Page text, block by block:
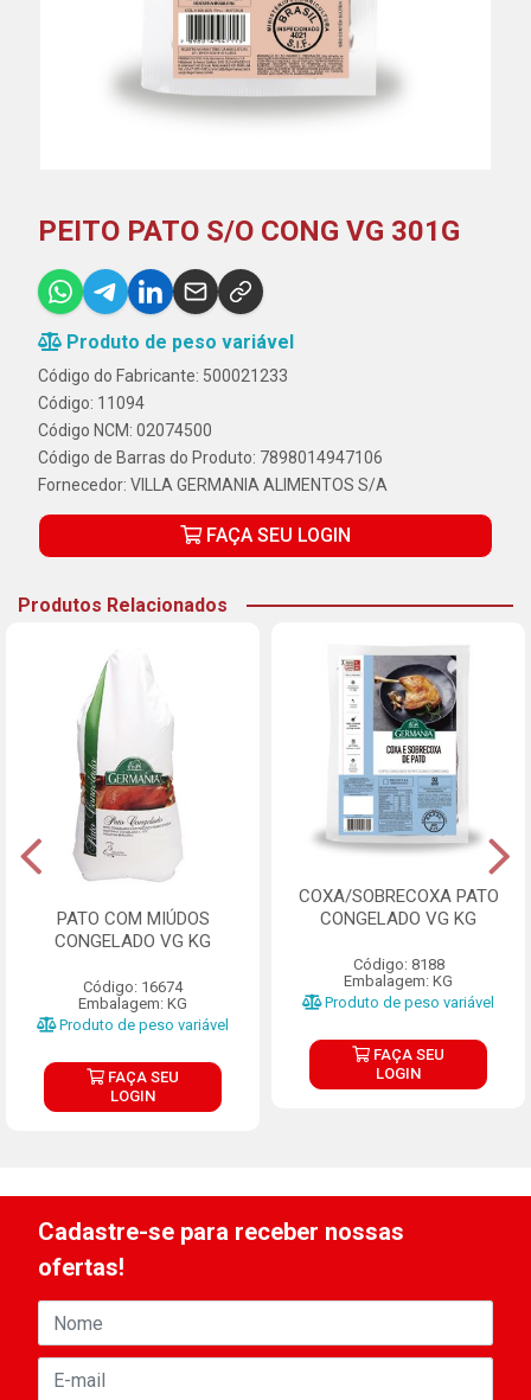
PEITO PATO S/O CONG VG 301G
Produto de peso variável
Código do Fabricante: 500021233
Código: 11094
Código NCM: 02074500
Código de Barras do Produto: 7898014947106
Fornecedor: VILLA GERMANIA ALIMENTOS S/A
FAÇA SEU LOGIN
Produtos Relacionados
PATO COM MIÚDOS
CONGELADO VG KG
Código: 16674
Embalagem: KG
Produto de peso variável
FAÇA SEU
LOGIN
COXA/SOBRECOXA PATO
CONGELADO VG KG
Código: 8188
Embalagem: KG
Produto de peso variável
FAÇA SEU
LOGIN
Cadastre-se para receber nossas
ofertas!